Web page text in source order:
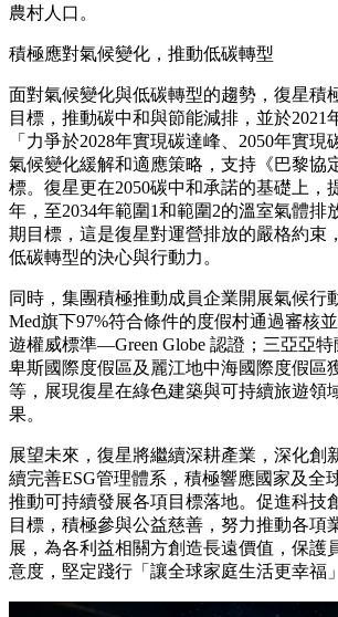
農村人口。
積極應對氣候變化，推動低碳轉型
面對氣候變化與低碳轉型的趨勢，復星積
目標，推動碳中和與節能減排，並於2021
「力爭於2028年實現碳達峰、2050年實
氣候變化緩解和適應策略，支持《巴黎協
標。復星更在2050碳中和承諾的基礎上，
年，至2034年範圍1和範圍2的溫室氣體排
期目標，這是復星對運營排放的嚴格約束
低碳轉型的決心與行動力。
同時，集團積極推動成員企業開展氣候行
Med旗下97%符合條件的度假村通過審核
遊權威標準—Green Globe 認證；三亞亞
卑斯國際度假區及麗江地中海國際度假區
等，展現復星在綠色建築與可持續旅遊領
果。
展望未來，復星將繼續深耕產業，深化創
續完善ESG管理體系，積極響應國家及全
推動可持續發展各項目標落地。促進科技
目標，積極參與公益慈善，努力推動各項
展，為各利益相關方創造長遠價值，保護
意度，堅定踐行「讓全球家庭生活更幸福